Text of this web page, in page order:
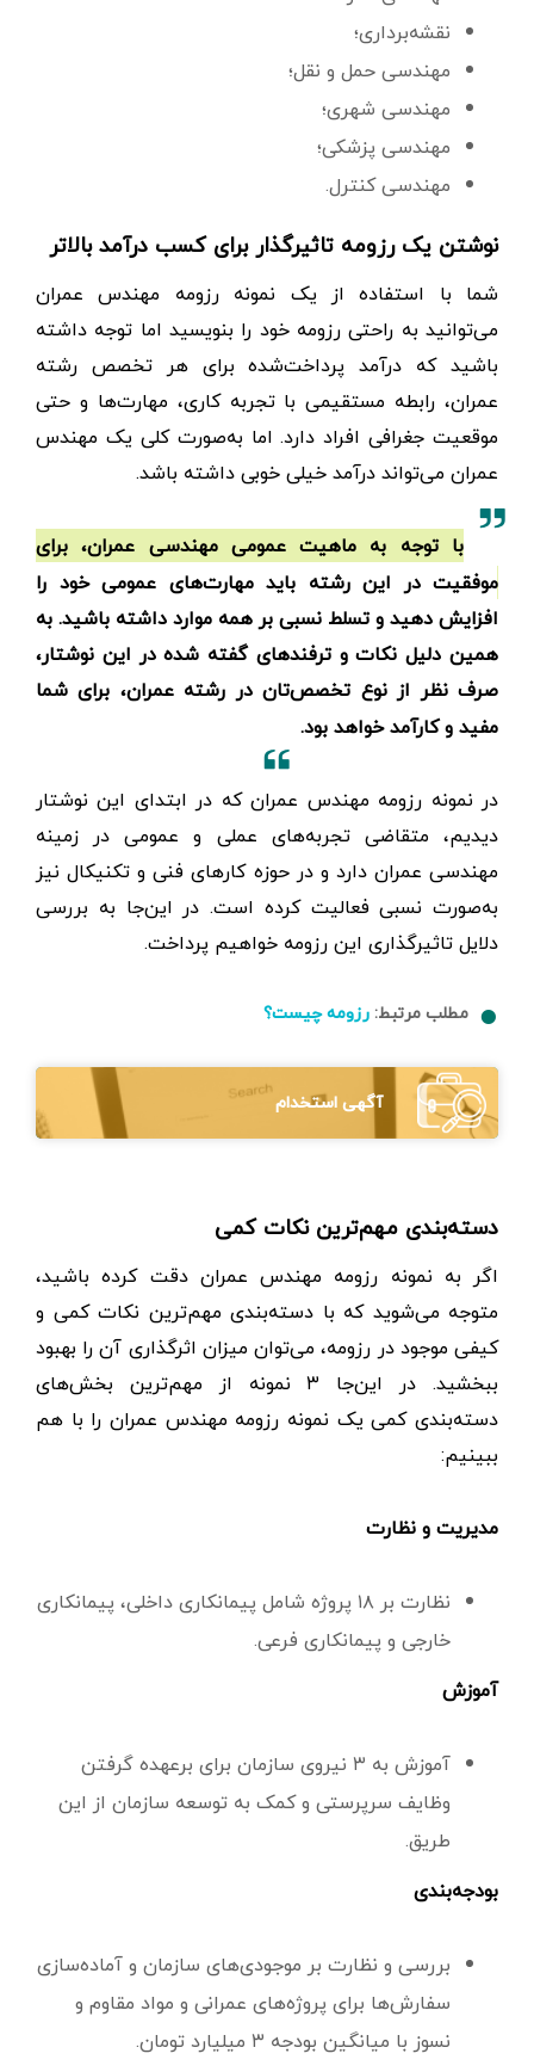
نقشه‌برداری؛
مهندسی حمل و نقل؛
مهندسی شهری؛
مهندسی پزشکی؛
مهندسی کنترل.
نوشتن یک رزومه تاثیرگذار برای کسب درآمد بالاتر
شما با استفاده از یک نمونه رزومه مهندس عمران
می‌توانید به راحتی رزومه خود را بنویسید اما توجه داشته
باشید که درآمد پرداخت‌شده برای هر تخصص رشته
عمران، رابطه مستقیمی با تجربه کاری، مهارت‌ها و حتی
موقعیت جغرافی افراد دارد. اما به‌صورت کلی یک مهندس
عمران می‌تواند درآمد خیلی خوبی داشته باشد.
با توجه به ماهیت عمومی مهندسی عمران، برای
موفقیت در این رشته باید مهارت‌های عمومی خود را
افزایش دهید و تسلط نسبی بر همه موارد داشته باشید. به
همین دلیل نکات و ترفندهای گفته شده در این نوشتار،
صرف نظر از نوع تخصص‌تان در رشته عمران، برای شما
مفید و کارآمد خواهد بود.
در نمونه رزومه مهندس عمران که در ابتدای این نوشتار
دیدیم، متقاضی تجربه‌های عملی و عمومی در زمینه
مهندسی عمران دارد و در حوزه کارهای فنی و تکنیکال نیز
به‌صورت نسبی فعالیت کرده است. در این‌جا به بررسی
دلایل تاثیرگذاری این رزومه خواهیم پرداخت.
مطلب مرتبط: رزومه چیست؟
آگهی استخدام
دسته‌بندی مهم‌ترین نکات کمی
اگر به نمونه رزومه مهندس عمران دقت کرده باشید،
متوجه می‌شوید که با دسته‌بندی مهم‌ترین نکات کمی و
کیفی موجود در رزومه، می‌توان میزان اثرگذاری آن را بهبود
ببخشید. در این‌جا ۳ نمونه از مهم‌ترین بخش‌های
دسته‌بندی کمی یک نمونه رزومه مهندس عمران را با هم
ببینیم:
مدیریت و نظارت
نظارت بر ۱۸ پروژه شامل پیمانکاری داخلی، پیمانکاری
خارجی و پیمانکاری فرعی.
آموزش
آموزش به ۳ نیروی سازمان برای برعهده گرفتن
وظایف سرپرستی و کمک به توسعه سازمان از این
طریق.
بودجه‌بندی
بررسی و نظارت بر موجودی‌های سازمان و آماده‌سازی
سفارش‌ها برای پروژه‌های عمرانی و مواد مقاوم و
نسوز با میانگین بودجه ۳ میلیارد تومان.